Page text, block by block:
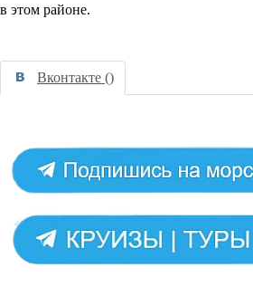
в этом районе.
Вконтакте ()